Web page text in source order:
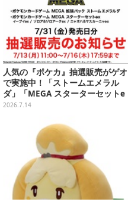
人気の『ポケカ』抽選販売がゲオ
で実施中！「ストームエメラル
ダ」「MEGA スターターセットe
x」各種の全4商品
2026.7.14